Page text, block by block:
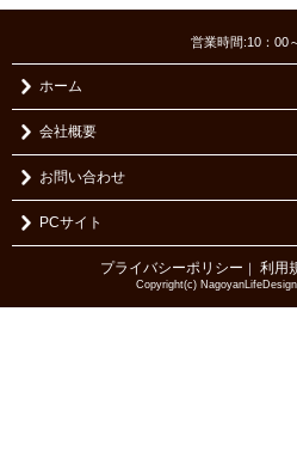
営業時間:10：00
ホーム
会社概要
お問い合わせ
PCサイト
プライバシーポリシー ｜ 利用
Copyright(c)